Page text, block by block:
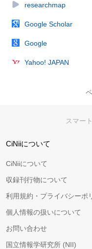
researchmap
Google Scholar
Google
Yahoo! JAPAN
スマー
CiNiiについて
CiNiiについて
収録刊行物について
利用規約・プライバシーポ
個人情報の扱いについて
お問い合わせ
国立情報学研究所 (NII)